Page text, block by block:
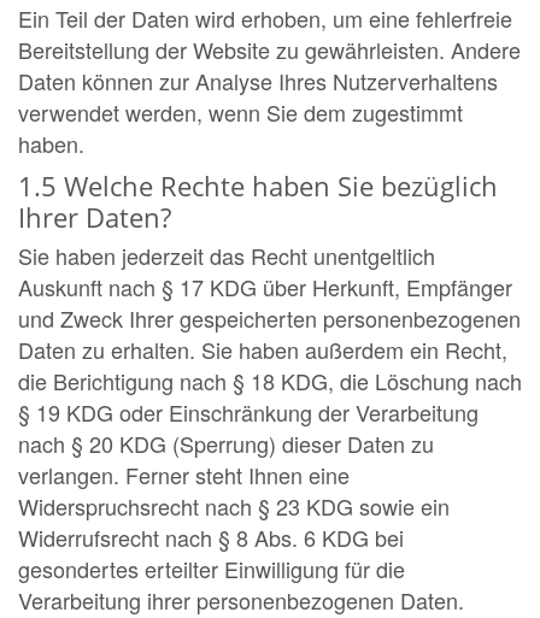
Ein Teil der Daten wird erhoben, um eine fehlerfreie
Bereitstellung der Website zu gewährleisten. Andere
Daten können zur Analyse Ihres Nutzerverhaltens
verwendet werden, wenn Sie dem zugestimmt
haben.
1.5 Welche Rechte haben Sie bezüglich
Ihrer Daten?
Sie haben jederzeit das Recht unentgeltlich
Auskunft nach § 17 KDG über Herkunft, Empfänger
und Zweck Ihrer gespeicherten personenbezogenen
Daten zu erhalten. Sie haben außerdem ein Recht,
die Berichtigung nach § 18 KDG, die Löschung nach
§ 19 KDG oder Einschränkung der Verarbeitung
nach § 20 KDG (Sperrung) dieser Daten zu
verlangen. Ferner steht Ihnen eine
Widerspruchsrecht nach § 23 KDG sowie ein
Widerrufsrecht nach § 8 Abs. 6 KDG bei
gesondertes erteilter Einwilligung für die
Verarbeitung ihrer personenbezogenen Daten.